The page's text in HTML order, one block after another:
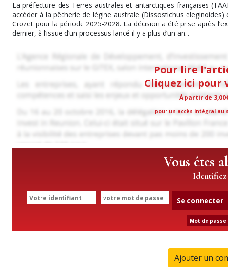
La préfecture des Terres australes et antarctiques françaises
accéder à la pêcherie de légine australe (Dissostichus
Crozet pour la période 2025-2028. La décision a été prise après
dernier, à l’issue d’un processus lancé il y a plus d’un an...
Pour lire
Cliquez ici pour
À partir de
pour un accès intégral au
Vous êtes
Se connecter
Mot de passe
Ajouter un